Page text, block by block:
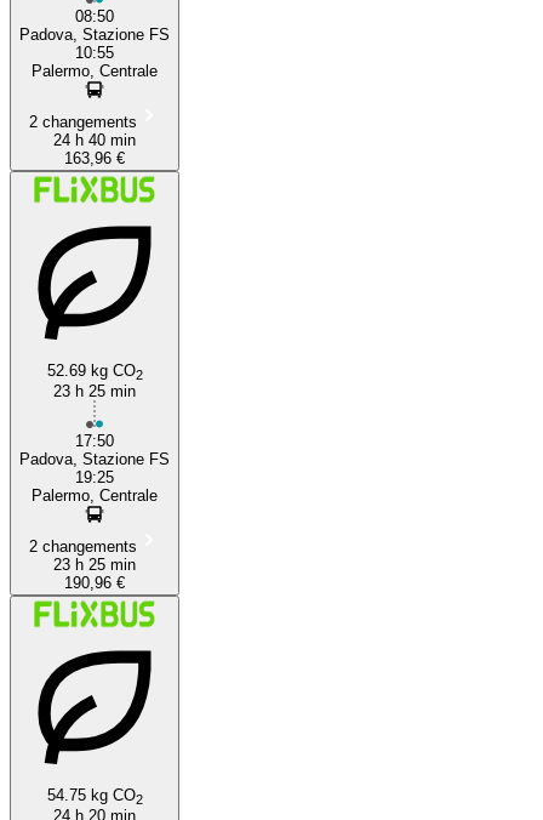
08:50
Padova, Stazione FS
10:55
Palermo, Centrale
2 changements
24 h 40 min
163,96 €
52.69 kg CO2
23 h 25 min
17:50
Padova, Stazione FS
19:25
Palermo, Centrale
2 changements
23 h 25 min
190,96 €
54.75 kg CO2
24 h 20 min